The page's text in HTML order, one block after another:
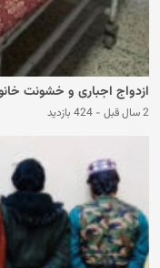
ازدواج اجباری و خشونت
2 سال قبل - 424 بازدید